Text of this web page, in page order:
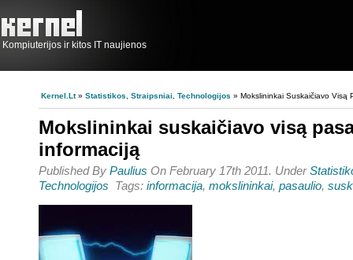
Kompiuterijos ir kitos IT naujienos
Kernel.lt» Statistikos Straipsniai Technologijos » Mokslininkai Suskaičiavo Visą
Mokslininkai suskaičiavo visą
informaciją
Published By Paulius On February 17th 2011. Under
Technologijos Tags: informacija, mokslininkai, pasaulio,